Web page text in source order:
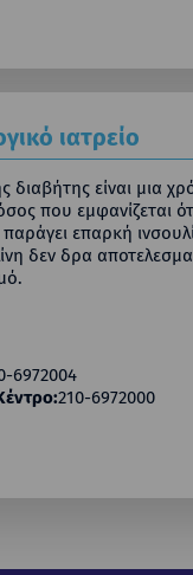
ιατρείο
είναι μια
που εμφανίζεται
επαρκή
δεν δρα
6972004
210-6972000